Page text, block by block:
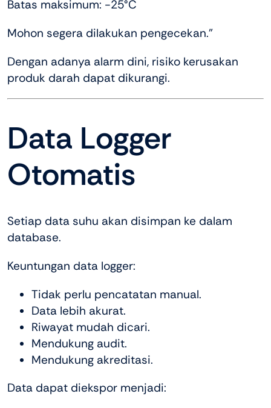
Batas maksimum: -25°C
Mohon segera dilakukan pengecekan.”
Dengan adanya alarm dini, risiko kerusakan
produk darah dapat dikurangi.
Data Logger
Otomatis
Setiap data suhu akan disimpan ke dalam
database.
Keuntungan data logger:
Tidak perlu pencatatan manual.
Data lebih akurat.
Riwayat mudah dicari.
Mendukung audit.
Mendukung akreditasi.
Data dapat diekspor menjadi: